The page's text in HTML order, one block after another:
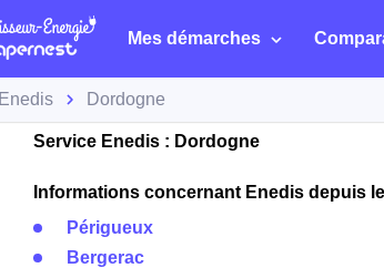
Mes démarches
Enedis Dordogne
Service Enedis : Dordogne
Informations concernant Enedis depuis
Périgueux
Bergerac